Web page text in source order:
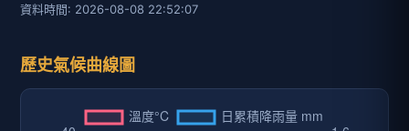
資料時間: 2026-08-08 22:52:07
歷史氣候曲線圖